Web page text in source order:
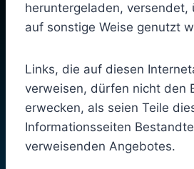
heruntergeladen, versendet,
auf sonstige Weise genutzt
Links, die auf diesen
verweisen, dürfen nicht den
erwecken, als seien Teile
Informationsseiten
verweisenden Angebotes.